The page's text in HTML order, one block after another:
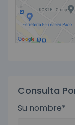
Consulta
Su nombre*